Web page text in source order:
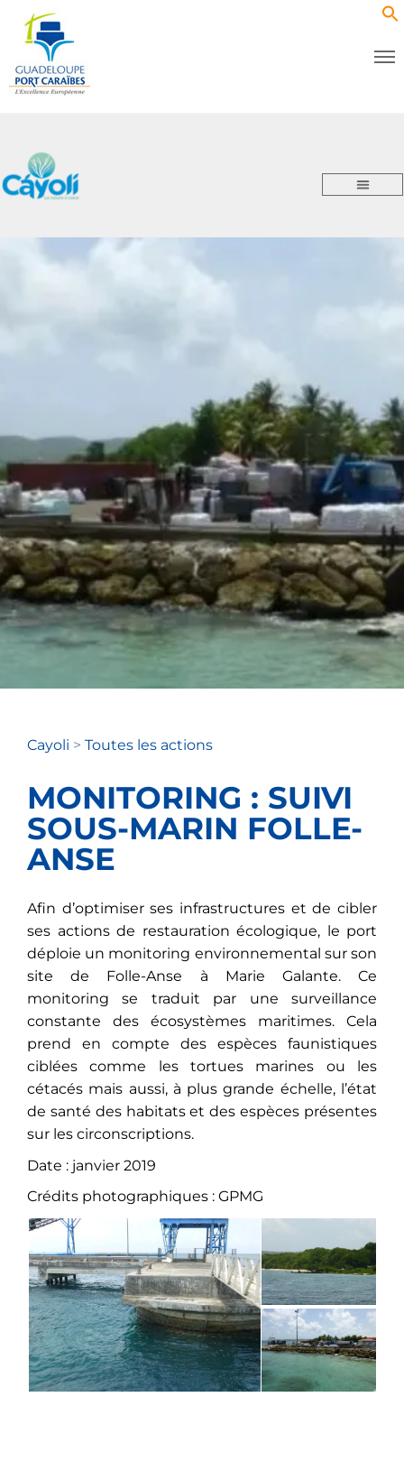
Cayoli > Toutes les actions
MONITORING : SUIVI
SOUS-MARIN FOLLE-
ANSE
Afin d’optimiser ses infrastructures et de cibler
ses actions de restauration écologique, le port
déploie un monitoring environnemental sur son
site de Folle-Anse à Marie Galante. Ce
monitoring se traduit par une surveillance
constante des écosystèmes maritimes. Cela
prend en compte des espèces faunistiques
ciblées comme les tortues marines ou les
cétacés mais aussi, à plus grande échelle, l’état
de santé des habitats et des espèces présentes
sur les circonscriptions.
Date : janvier 2019
Crédits photographiques : GPMG